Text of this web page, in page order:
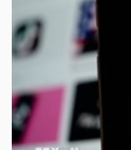
Dịch
vụ
Đào